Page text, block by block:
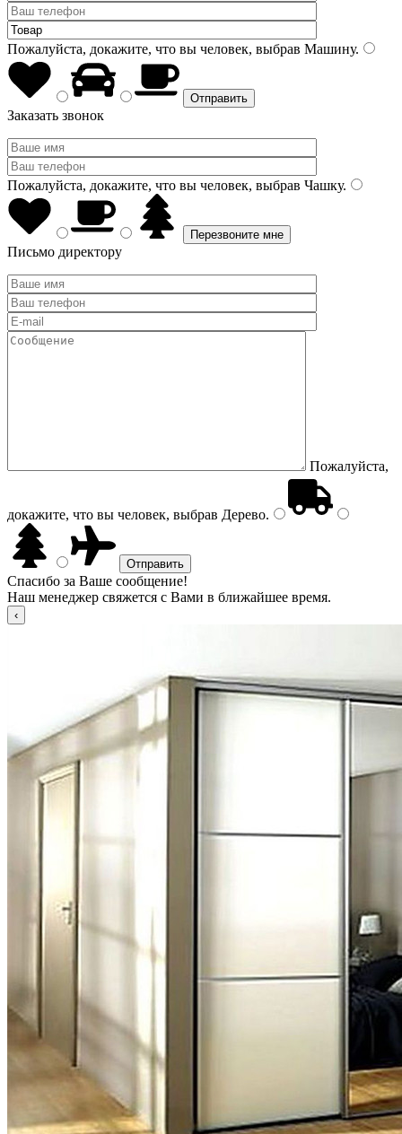
Пожалуйста, докажите, что вы человек, выбрав Машину.
Заказать звонок
Пожалуйста, докажите, что вы человек, выбрав Чашку.
Письмо директору
Пожалуйста,
докажите, что вы человек, выбрав Дерево.
Спасибо за Ваше сообщение!
Наш менеджер свяжется с Вами в ближайшее время.